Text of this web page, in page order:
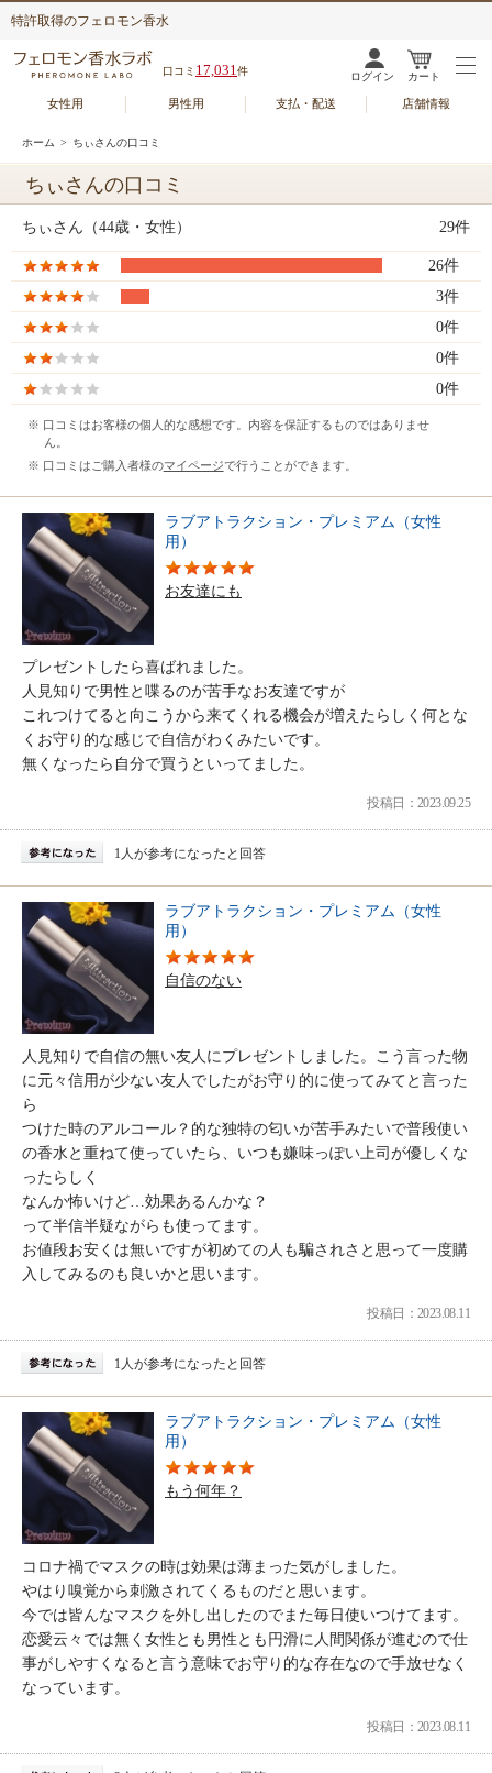
特許取得のフェロモン香水
口コミ 17,031件 ログイン カート
女性用 男性用 支払・配送 店舗情報
ホーム > ちぃさんの口コミ
ちぃさんの口コミ
ちぃさん（44歳・女性） 29件
26件
3件
0件
0件
0件
※ 口コミはお客様の個人的な感想です。内容を保証するものではありませ
ん。
※ 口コミはご購入者様のマイページで行うことができます。
ラブアトラクション・プレミアム（女性
用）
お友達にも
プレゼントしたら喜ばれました。
人見知りで男性と喋るのが苦手なお友達ですが
これつけてると向こうから来てくれる機会が増えたらしく何とな
くお守り的な感じで自信がわくみたいです。
無くなったら自分で買うといってました。
投稿日：2023.09.25
1人が参考になったと回答
ラブアトラクション・プレミアム（女性
用）
自信のない
人見知りで自信の無い友人にプレゼントしました。こう言った物
に元々信用が少ない友人でしたがお守り的に使ってみてと言った
ら
つけた時のアルコール？的な独特の匂いが苦手みたいで普段使い
の香水と重ねて使っていたら、いつも嫌味っぽい上司が優しくな
ったらしく
なんか怖いけど…効果あるんかな？
って半信半疑ながらも使ってます。
お値段お安くは無いですが初めての人も騙されさと思って一度購
入してみるのも良いかと思います。
投稿日：2023.08.11
1人が参考になったと回答
ラブアトラクション・プレミアム（女性
用）
もう何年？
コロナ禍でマスクの時は効果は薄まった気がしました。
やはり嗅覚から刺激されてくるものだと思います。
今では皆んなマスクを外し出したのでまた毎日使いつけてます。
恋愛云々では無く女性とも男性とも円滑に人間関係が進むので仕
事がしやすくなると言う意味でお守り的な存在なので手放せなく
なっています。
投稿日：2023.08.11